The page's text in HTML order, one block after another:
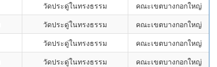
วัดประดู่ในทรงธรรม
คณะเขตบางกอกใหญ่
วัดประดู่ในทรงธรรม
คณะเขตบางกอกใหญ่
วัดประดู่ในทรงธรรม
คณะเขตบางกอกใหญ่
วัดประดู่ในทรงธรรม
คณะเขตบางกอกใหญ่